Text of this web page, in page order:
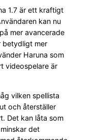
1.7 är ett kraftigt
kan nu
mer avancerade
betydligt mer
Haruna som
videospelare är
vilken spellista
och återställer
Det kan låta som
det